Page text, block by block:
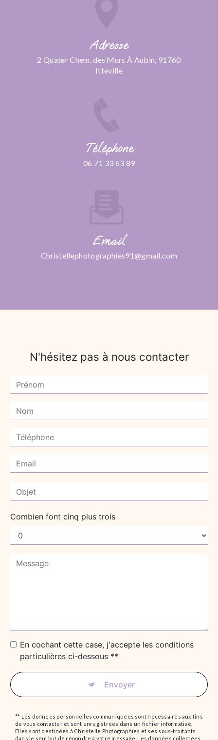
Adresse
2 Quater Chem. des Murs À Aubin, 91760
Itteville
Téléphone
06 71 33 63 89
Email
christellephotographies91@gmail.com
N'hésitez pas à nous contacter
Combien font cinq plus trois
En cochant cette case, j'accepte les conditions
particulières ci-dessous **
Envoyer
** Les données personnelles communiquées sont nécessaires aux fins
de vous contacter et sont enregistrées dans un fichier informatisé.
Elles sont destinées à Christelle Photographies et ses sous-traitants
dans le seul but de répondre à votre message. Les données collectées